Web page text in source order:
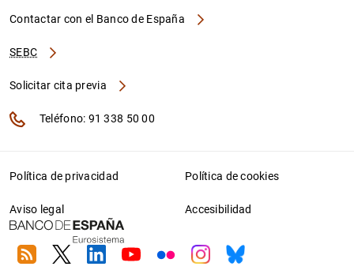
Contactar con el Banco de España
SEBC
Solicitar cita previa
Teléfono: 91 338 50 00
Política de privacidad Política de cookies
Aviso legal Accesibilidad
RSS TwitterLinkedin
YoutubeFlickrInstagram
Bluesky